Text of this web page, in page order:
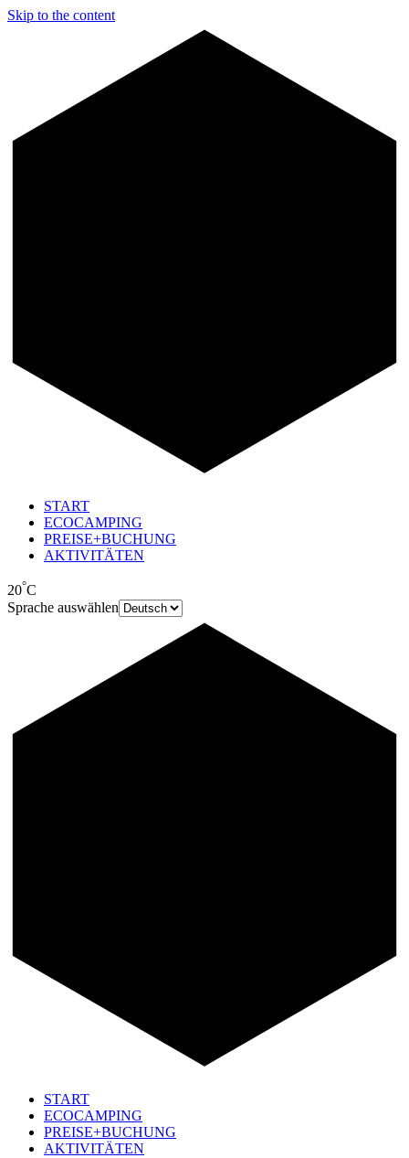
Skip to the content
START
ECOCAMPING
PREISE+BUCHUNG
AKTIVITÄTEN
20°C
Sprache auswählen
START
ECOCAMPING
PREISE+BUCHUNG
AKTIVITÄTEN